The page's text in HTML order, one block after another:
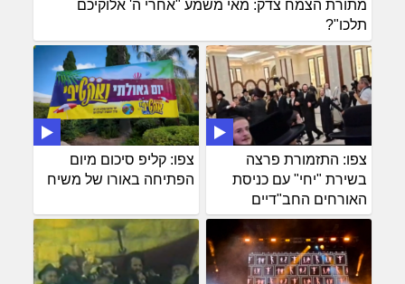
מתורת הצמח צדק: מאי משמע "אחרי ה' אלוקיכם
תלכו"?
צפו: קליפ סיכום מיום
הפתיחה באורו של משיח
צפו: התזמורת פרצה
בשירת "יחי" עם כניסת
האורחים החב"דיים